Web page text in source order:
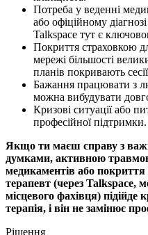
Потреба у веденні
або офіційному
Talkspace тут є
Покриття страховкою
мережі більшості
планів покривають
Бажання працювати з
можна вибудувати
Кризові ситуації або
професійної підтримки.
Якщо ти маєш справу з
думками, активною
медикаментів або
терапевт (через Talkspace,
місцевого фахівця)
терапія, і він не замінює
Рішення